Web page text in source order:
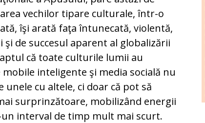
vechilor tipare culturale, într-o
îşi arată faţa întunecată, violentă,
de succesul aparent al globalizării
că toate culturile lumii au
inteligente şi media socială nu
unele cu altele, ci doar că pot să
surprinzătoare, mobilizând energii
interval de timp mult mai scurt.